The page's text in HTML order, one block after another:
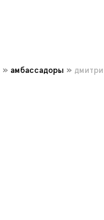
» амбассадоры »